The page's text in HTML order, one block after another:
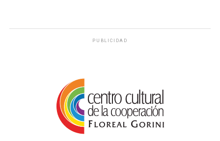
PUBLICIDAD